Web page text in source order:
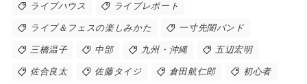
ライブハウス ライブレポート
ライブ＆フェスの楽しみかた 一寸先闇バンド
三橋温子 中部 九州・沖縄 五辺宏明
佐合良太 佐藤タイジ 倉田航仁郎 初心者